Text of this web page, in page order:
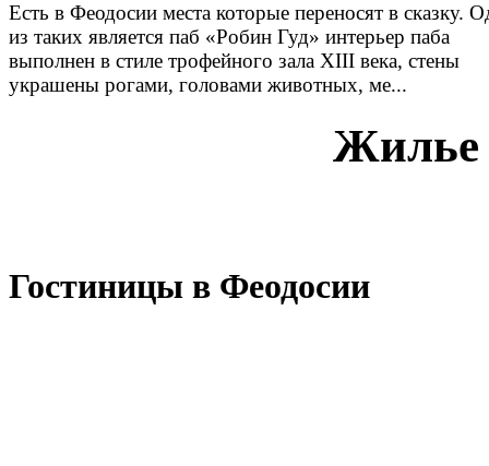
Есть в Феодосии места которые переносят в сказку.
из таких является паб «Робин Гуд» интерьер паба
выполнен в стиле трофейного зала XIII века, стены
украшены рогами, головами животных, ме...
Жилье
Гостиницы в Феодосии